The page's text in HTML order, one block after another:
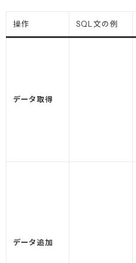
操作 SQL文の例
データ取得
データ追加